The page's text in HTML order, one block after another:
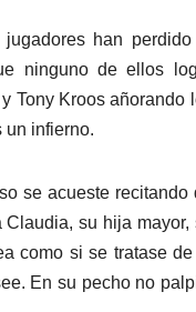
han perdido
ninguno de ellos
Tony Kroos añorando
un infierno.
se acueste recitando
su hija mayor,
como si se tratase
En su pecho no